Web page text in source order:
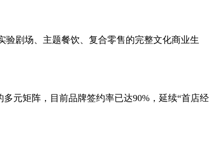
验剧场、主题餐饮、复合零售的完整文化商业生
元矩阵，目前品牌签约率已达90%，延续“首店经